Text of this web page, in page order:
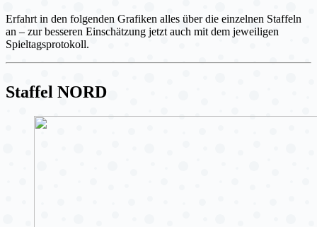
Erfahrt in den folgenden Grafiken alles über die einzelnen Staffeln
an – zur besseren Einschätzung jetzt auch mit dem jeweiligen
Spieltagsprotokoll.
Staffel NORD